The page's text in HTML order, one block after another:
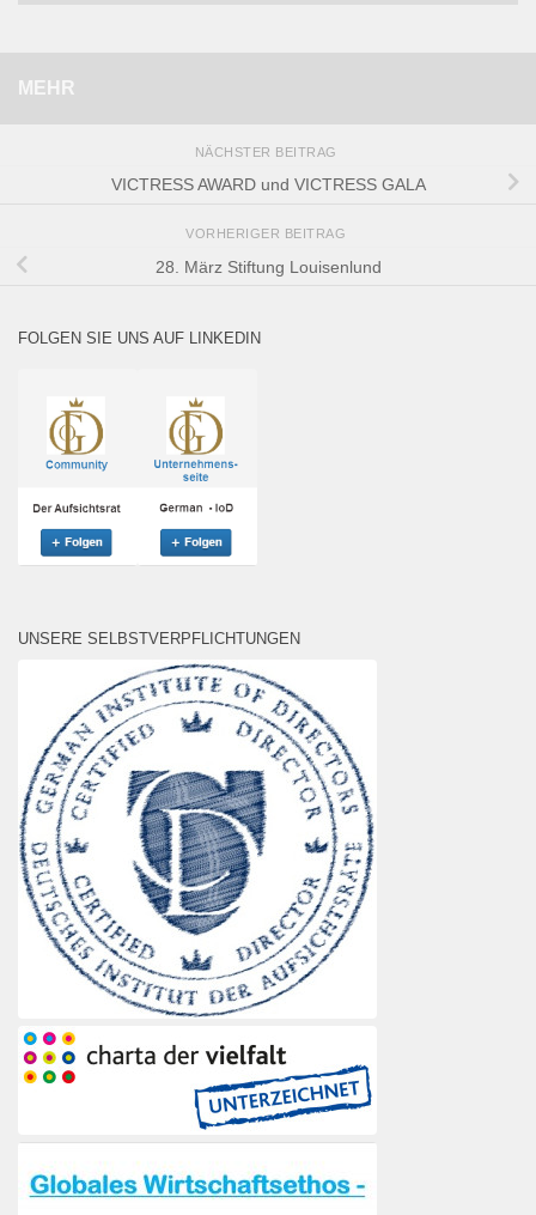
MEHR
NÄCHSTER BEITRAG
VICTRESS AWARD und VICTRESS GALA
VORHERIGER BEITRAG
28. März Stiftung Louisenlund
FOLGEN SIE UNS AUF LINKEDIN
UNSERE SELBSTVERPFLICHTUNGEN